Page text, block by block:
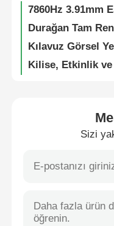
Hakkımızda
Fabrika turu
Durumlar
Sizi